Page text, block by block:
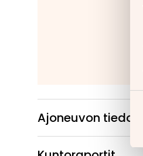
Ajoneuvon tiedot